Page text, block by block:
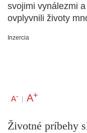
svojimi vynálezmi
ovplyvnili životy
Inzercia
A- | A+
Životné príbehy